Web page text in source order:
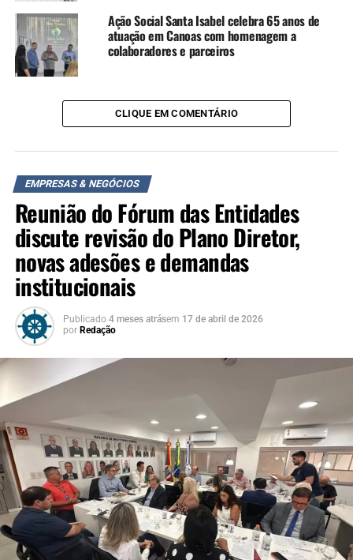
– Computação Quântica
– Realidade Aumentada
– AI Generativa
– AI Aplicada
– Computação de ponta
– IoT
Leilão
Durante a reunião teve também um leilão de uma camisa
da seleção brasileira de futebol para arrecadar fundos
para a ONG Parceiros Voluntários.
TÓPICOS RELACIONADOS: CANOAS
CICS CANOAS
PALESTRA
SUSANA KAKUTA
A SEGUIR UP
Iniciadas as obras da loja da Havan em Canoas
NÃO SE ESQUEÇA
Com premiação de R$ 245 mil, BRDE Labs RS 2025 está
com inscrições abertas
Ação Social Santa Isabel celebra 65 anos de
atuação em Canoas com homenagem a
colaboradores e parceiros
CLIQUE EM COMENTÁRIO
EMPRESAS & NEGÓCIOS
Reunião do Fórum das Entidades
discute revisão do Plano Diretor,
novas adesões e demandas
institucionais
Publicado 4 meses atrásem 17 de abril de 2026
por Redação